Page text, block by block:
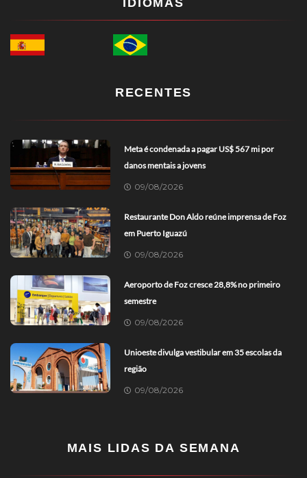
RECENTES
Meta é condenada a pagar US$ 567 mi por
danos mentais a jovens
09/08/2026
Restaurante Don Aldo reúne imprensa de Foz
em Puerto Iguazú
09/08/2026
Aeroporto de Foz cresce 28,8% no primeiro
semestre
09/08/2026
Unioeste divulga vestibular em 35 escolas da
região
09/08/2026
MAIS LIDAS DA SEMANA